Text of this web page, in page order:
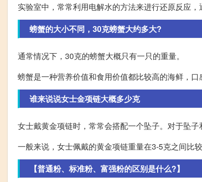
实验室中，常常利用电解水的方法来进行还原反应，
螃蟹的大小不同，30克螃蟹大约多大?
通常情况下，30克的螃蟹大概只有一只的重量。
螃蟹是一种营养价值和食用价值都比较高的海鲜，
谁来说说女士金项链大概多少克
女士戴黄金项链时，常常会搭配一个坠子。对于坠
一般来说，女士佩戴的黄金项链重量在3-5克之间比
【普通粉、标准粉、富强粉的区别是什么?】